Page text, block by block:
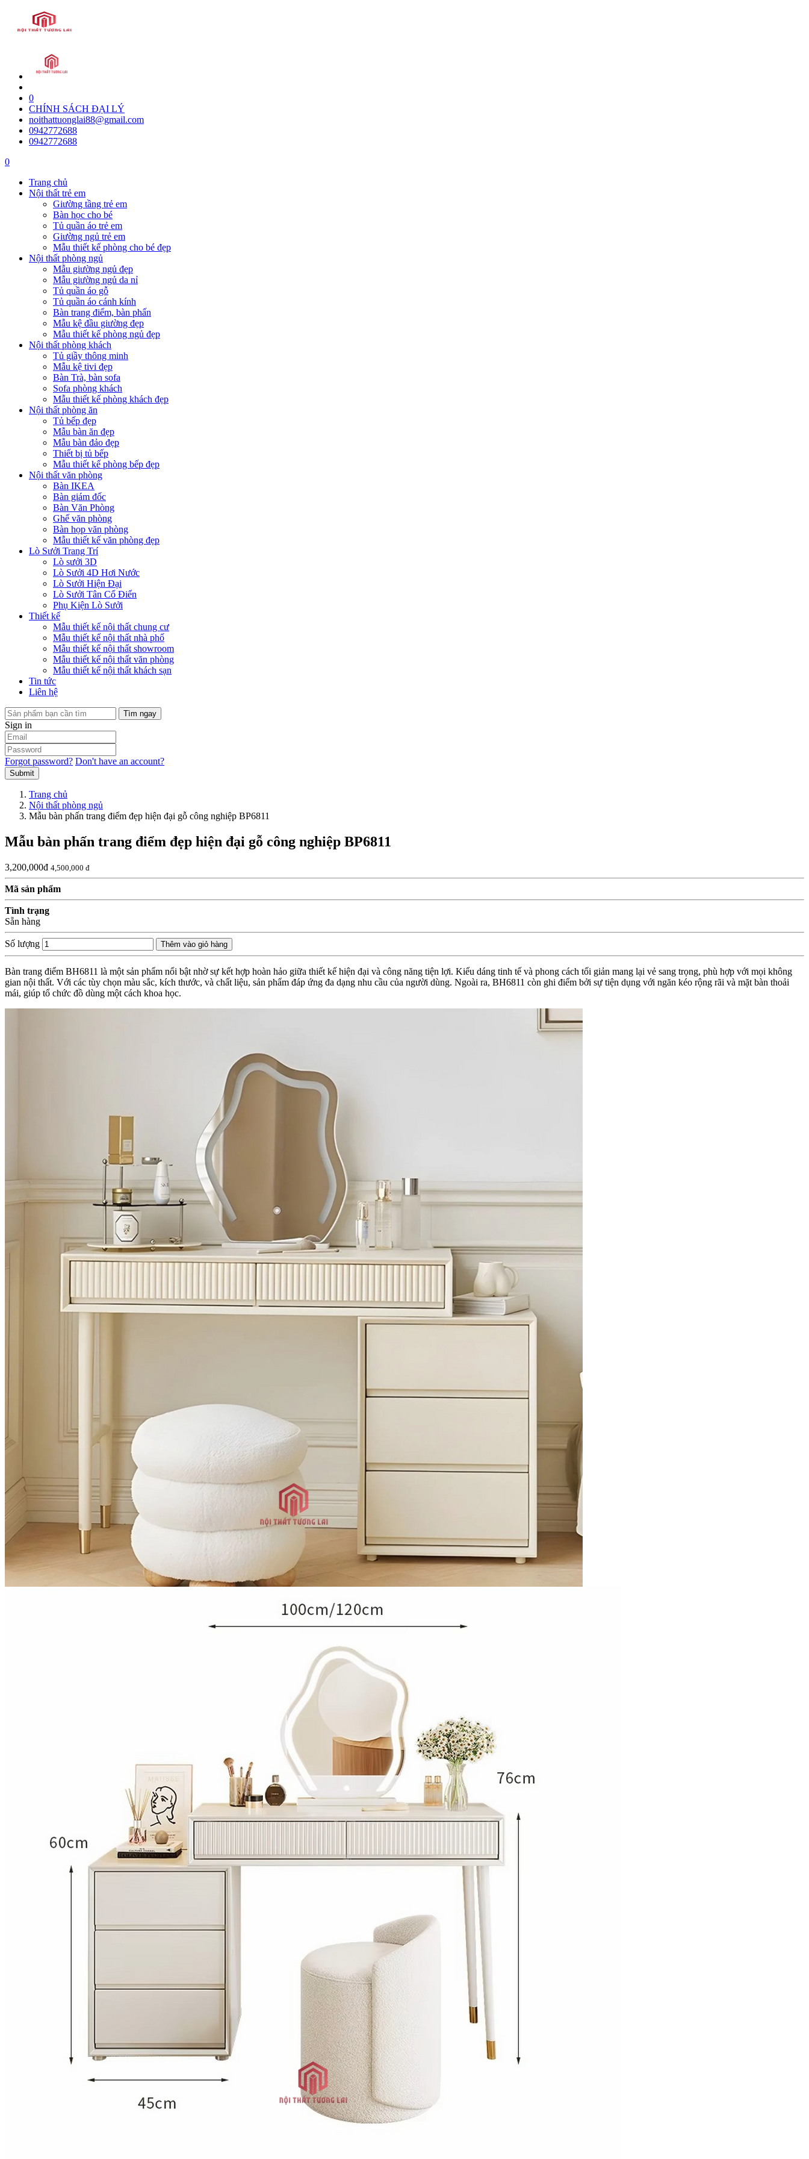
0
CHÍNH SÁCH ĐẠI LÝ
noithattuonglai88@gmail.com
0942772688
0942772688
0
Trang chủ
Nội thất trẻ em
Giường tầng trẻ em
Bàn học cho bé
Tủ quần áo trẻ em
Giường ngủ trẻ em
Mẫu thiết kế phòng cho bé đẹp
Nội thất phòng ngủ
Mẫu giường ngủ đẹp
Mẫu giường ngủ da nỉ
Tủ quần áo gỗ
Tủ quần áo cánh kính
Bàn trang điểm, bàn phấn
Mẫu kệ đầu giường đẹp
Mẫu thiết kế phòng ngủ đẹp
Nội thất phòng khách
Tủ giầy thông minh
Mẫu kệ tivi đẹp
Bàn Trà, bàn sofa
Sofa phòng khách
Mẫu thiết kế phòng khách đẹp
Nội thất phòng ăn
Tủ bếp đẹp
Mẫu bàn ăn đẹp
Mẫu bàn đảo đẹp
Thiết bị tủ bếp
Mẫu thiết kế phòng bếp đẹp
Nội thất văn phòng
Bàn IKEA
Bàn giám đốc
Bàn Văn Phòng
Ghế văn phòng
Bàn họp văn phòng
Mẫu thiết kế văn phòng đẹp
Lò Sưởi Trang Trí
Lò sưởi 3D
Lò Sưởi 4D Hơi Nước
Lò Sưởi Hiện Đại
Lò Sưởi Tân Cổ Điển
Phụ Kiện Lò Sưởi
Thiết kế
Mẫu thiết kế nội thất chung cư
Mẫu thiết kế nội thất nhà phố
Mẫu thiết kế nội thất showroom
Mẫu thiết kế nội thất văn phòng
Mẫu thiết kế nội thất khách sạn
Tin tức
Liên hệ
Tìm ngay
Sign in
Forgot password? Don't have an account?
Submit
Trang chủ
Nội thất phòng ngủ
Mẫu bàn phấn trang điểm đẹp hiện đại gỗ công nghiệp BP6811
Mẫu bàn phấn trang điểm đẹp hiện đại gỗ công nghiệp BP6811
3,200,000đ 4,500,000 đ
Mã sản phẩm
Tình trạng
Sẵn hàng
Số lượng Thêm vào giỏ hàng
Bàn trang điểm BH6811 là một sản phẩm nổi bật nhờ sự kết hợp hoàn hảo giữa thiết kế hiện đại và công năng tiện lợi. Kiểu dáng tinh tế và phong cách tối giản mang lại vẻ sang trọng, phù hợp với mọi không
gian nội thất. Với các tùy chọn màu sắc, kích thước, và chất liệu, sản phẩm đáp ứng đa dạng nhu cầu của người dùng. Ngoài ra, BH6811 còn ghi điểm bởi sự tiện dụng với ngăn kéo rộng rãi và mặt bàn thoải
mái, giúp tổ chức đồ dùng một cách khoa học.